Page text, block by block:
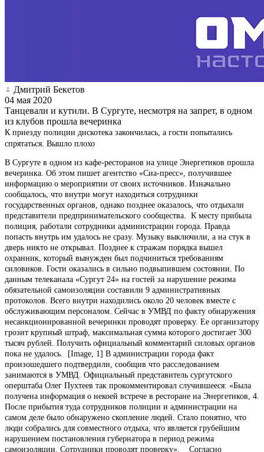
Дмитрий Бекетов
04 мая 2020
Танцевали и кутили. В Сургуте, несмотря на запрет, в одном
из клубов прошла вечеринка
К приезду полиции дискотека закончилась, а гости попытались
спрятаться. Вышло плохо
В Сургуте в одном из кафе-ресторанов на улице Энергетиков прошла
вечеринка. Об этом пишет агентство «Сиа-пресс», получившее
информацию о мероприятии от своих источников. Изначально
сообщалось, что внутри могут находиться сотрудники
государственных органов, однако позднее оказалось, что отдыхали
представители предпринимательского сообщества. К месту прибыла
полиция, работали сотрудники администрации города. Правда
попасть внутрь им удалось не сразу. Музыку выключили, а на стук в
дверь никто не открывал. Позднее к стражам порядка вышел
охранник, который вынужден был подчиниться требованиям
силовиков. Гости оказались в сильно подвыпившем состоянии. По
данным телеканала «Сургут 24» на гостей за нарушение режима
обязательной самоизоляции составили 9 административных
протоколов. Всего внутри находились около 20 человек вместе с
обслуживающим персоналом. Сейчас в УМВД по факту обнаружения
несанкционированной вечеринки проводят проверку. Ее организатору
грозит крупный штраф, максимальная сумма которого достигает 300
тысяч рублей. Получить официальный комментарий силовых органов
пока не удалось. [Image, 1] В администрации города факт
произошедшего подтвердили, сообщив что расследованием
занимаются в УМВД. Официальный представитель сургутского
оперштаба Олег Пухтеев так прокомментировал случившееся: «Была
получена информация о некоей встрече в ресторане на Энергетиков, 4.
После прибытия туда сотрудников полиции и администрации на
самом деле было обнаружено скопление людей. Стало понятно, что
люди собрались для совместного отдыха, что является грубейшим
нарушением постановления губернатора в период режима
самоизоляции. Сотрудники проводят проверку». Согласно